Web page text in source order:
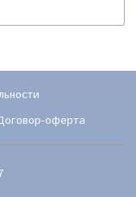
оферта